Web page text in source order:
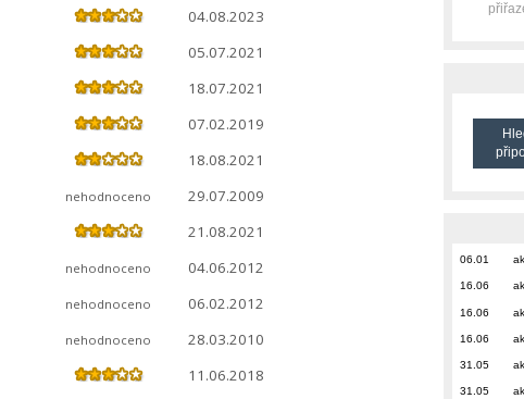
04.08.2023
05.07.2021
18.07.2021
07.02.2019
18.08.2021
nehodnoceno 29.07.2009
21.08.2021
nehodnoceno 04.06.2012
nehodnoceno 06.02.2012
nehodnoceno 28.03.2010
11.06.2018
06.01
16.06
16.06
16.06
31.05
31.05